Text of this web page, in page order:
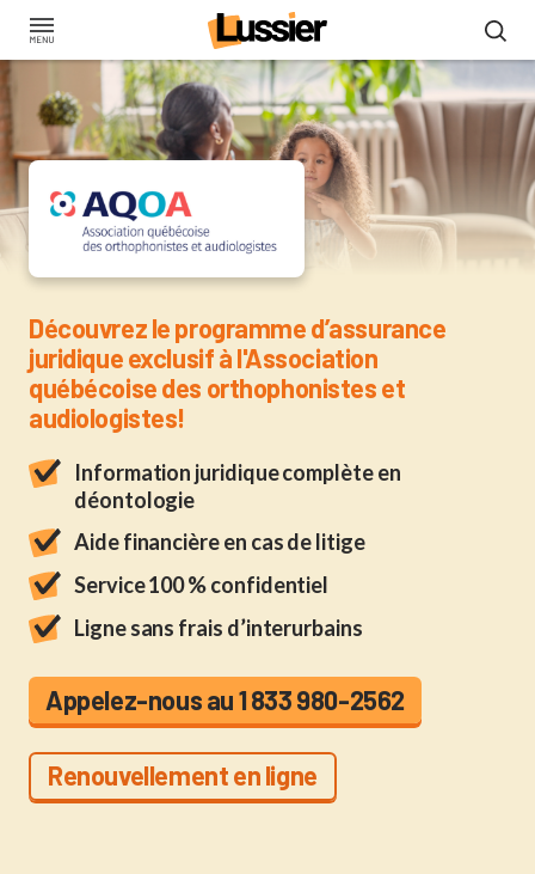
Aller
contenu
principal
Assurance pour les
Découvrez le programme d’assurance
juridique exclusif à l'Association
québécoise des orthophonistes et
audiologistes!
Information juridique complète en
déontologie
Aide financière en cas de litige
Service 100 % confidentiel
Ligne sans frais d’interurbains
Appelez-nous au 1 833 980-2562
Renouvellement en ligne